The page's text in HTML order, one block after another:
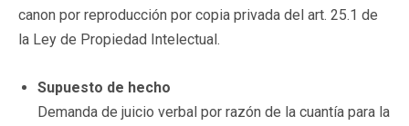
canon por reproducción por copia privada del art. 25.1 de
la Ley de Propiedad Intelectual.
Supuesto de hecho
Demanda de juicio verbal por razón de la cuantía para la